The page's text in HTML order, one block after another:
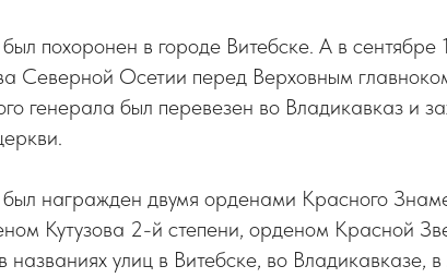
похоронен в городе Витебске. А в сентябре
Северной Осетии перед Верховным
генерала был перевезен во Владикавказ и
награжден двумя орденами Красного
Кутузова 2-й степени, орденом Красной
названиях улиц в Витебске, во Владикавказе,